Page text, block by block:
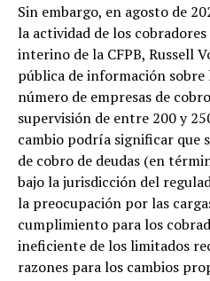
Sin embargo, en agosto de
la actividad de los
interino de la CFPB, Russell
pública de información
número de empresas de
supervisión de entre 200 y
cambio podría significar que
de cobro de deudas (en
bajo la jurisdicción del
la preocupación por las
cumplimiento para los
ineficiente de los limitados
razones para los cambios